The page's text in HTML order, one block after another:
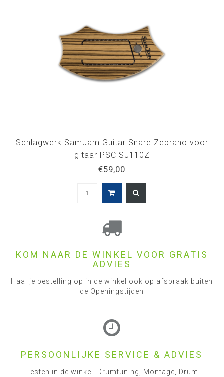
Schlagwerk SamJam Guitar Snare Zebrano voor
gitaar PSC SJ110Z
€59,00
KOM NAAR DE WINKEL VOOR GRATIS
ADVIES
Haal je bestelling op in de winkel ook op afspraak buiten
de Openingstijden
PERSOONLIJKE SERVICE & ADVIES
Testen in de winkel. Drumtuning, Montage, Drum